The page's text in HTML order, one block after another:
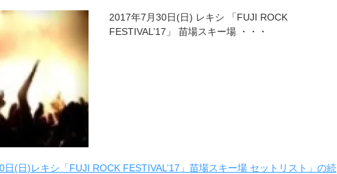
2017年7月30日(日) レキシ 「FUJI ROCK
FESTIVAL’17」 苗場スキー場 ・・・
日(日)レキシ「FUJI ROCK FESTIVAL’17」苗場スキー場 セットリスト」の続